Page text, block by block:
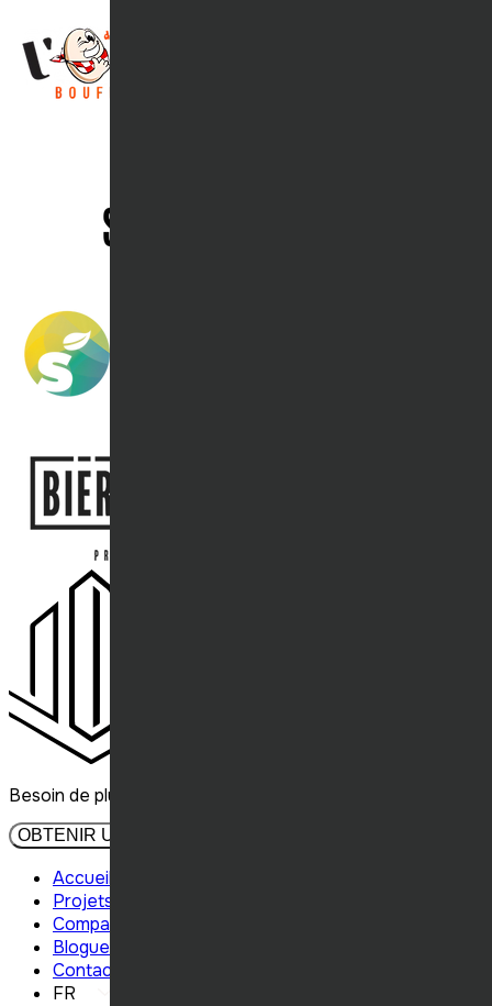
Besoin de plus d'informations? Contactez-nous.
OBTENIR UN DEVIS
Accueil
Projets
Compagnie
Blogue
Contact
FR